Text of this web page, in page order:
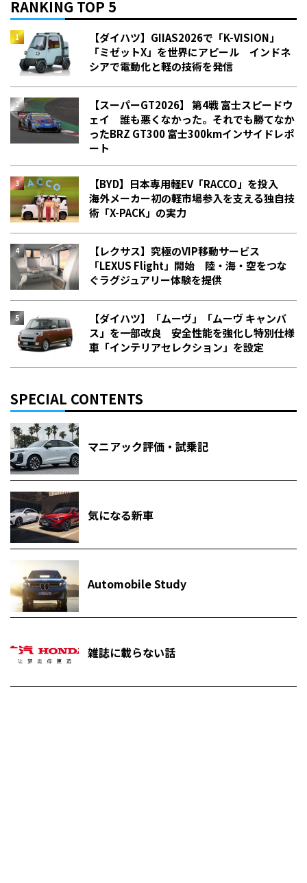
RANKING TOP 5
【ダイハツ】GIIAS2026で「K-VISION」
「ミゼットX」を世界にアピール インドネ
シアで電動化と軽の技術を発信
【スーパーGT2026】 第4戦 富士スピードウ
ェイ 誰も悪くなかった。それでも勝てなか
った――BRZ GT300 富士300kmインサイドレポ
ート
【BYD】日本専用軽EV「RACCO」を投入
海外メーカー初の軽市場参入を支える独自技
術「X-PACK」の実力
【レクサス】究極のVIP移動サービス
「LEXUS Flight」開始 陸・海・空をつな
ぐラグジュアリー体験を提供
【ダイハツ】「ムーヴ」「ムーヴ キャンバ
ス」を一部改良 安全性能を強化し特別仕様
車「インテリアセレクション」を設定
SPECIAL CONTENTS
マニアック評価・試乗記
気になる新車
Automobile Study
雑誌に載らない話